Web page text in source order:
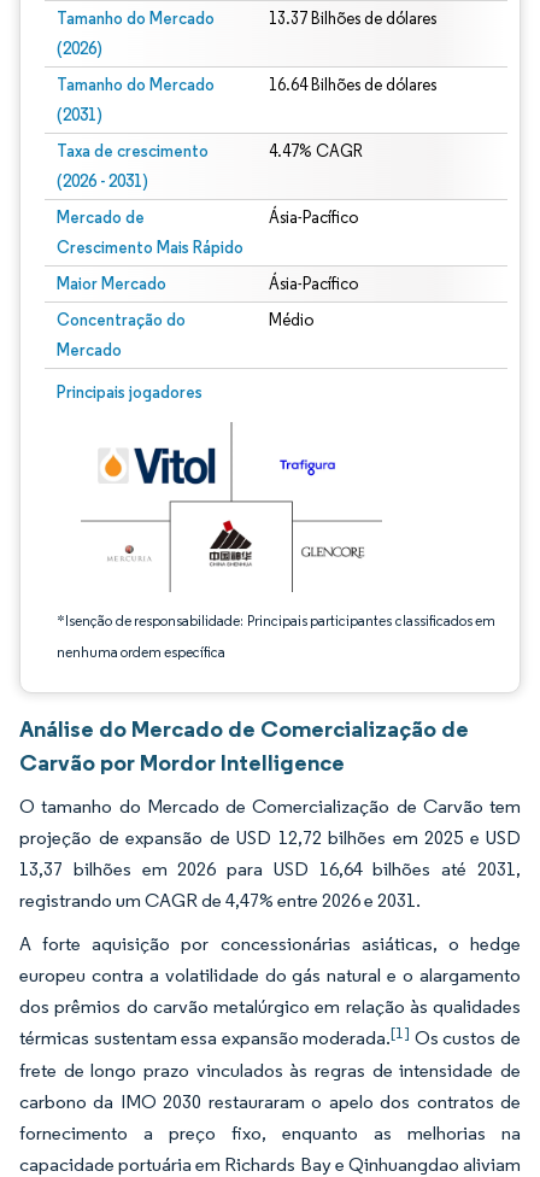
Tamanho do Mercado
(2026)
13.37 Bilhões de dólares
Tamanho do Mercado
(2031)
16.64 Bilhões de dólares
Taxa de crescimento
(2026 - 2031)
4.47% CAGR
Mercado de
Crescimento Mais Rápido
Ásia-Pacífico
Maior Mercado Ásia-Pacífico
Concentração do
Mercado
Médio
Principais jogadores
*Isenção de responsabilidade: Principais participantes classificados em
nenhuma ordem específica
Imagem © Mordor Intelligence. O reuso requer atribuição conforme CC BY 4.0.
Análise do Mercado de Comercialização de
Carvão por Mordor Intelligence
O tamanho do Mercado de Comercialização de Carvão tem
projeção de expansão de USD 12,72 bilhões em 2025 e USD
13,37 bilhões em 2026 para USD 16,64 bilhões até 2031,
registrando um CAGR de 4,47% entre 2026 e 2031.
A forte aquisição por concessionárias asiáticas, o hedge
europeu contra a volatilidade do gás natural e o alargamento
dos prêmios do carvão metalúrgico em relação às qualidades
térmicas sustentam essa expansão moderada.[1] Os custos de
frete de longo prazo vinculados às regras de intensidade de
carbono da IMO 2030 restauraram o apelo dos contratos de
fornecimento a preço fixo, enquanto as melhorias na
capacidade portuária em Richards Bay e Qinhuangdao aliviam